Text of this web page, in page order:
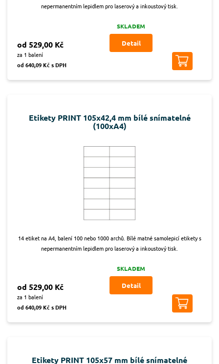
nepermanentním lepidlem pro laserový a inkoustový tisk.
od 529,00 Kč
za 1 balení
od 640,09 Kč s DPH
SKLADEM
Detail
Etikety PRINT 105x42,4 mm bílé snímatelné
(100xA4)
14 etiket na A4, balení 100 nebo 1000 archů. Bílé matné samolepicí etikety s
nepermanentním lepidlem pro laserový a inkoustový tisk.
od 529,00 Kč
za 1 balení
od 640,09 Kč s DPH
SKLADEM
Detail
Etikety PRINT 105x57 mm bílé snímatelné